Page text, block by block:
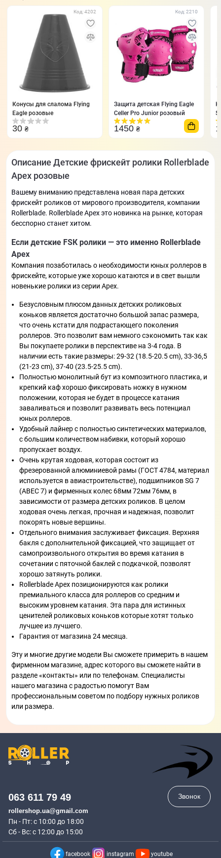
Код: 4202
Конусы для слалома Flying
Eagle розовые
30 ₴
Код: 2210
Защита детская Flying Eagle
Celler Pro Junior розовый
1450 ₴
Описание Детские фрискейт ролики Rollerblade
Apex розовые
Вашему вниманию представлена ​​новая пара детских
фрискейт роликов от мирового производителя, компании
Rollerblade. Rollerblade Apex это новинка на рынке, которая
бесспорно станет хитом.
Если детские FSК ролики — это именно Rollerblade
Apex
Компания позаботилась о необходимости юных роллеров в
фрискейте, которые уже хорошо катаются и в свет вышли
новенькие ролики из серии Apex.
Безусловным плюсом данных детских роликовых
коньков является достаточно большой запас размера,
что очень кстати для подрастающего поколения
роллеров. Это позволит вам немного сэкономить так как
Вы покупаете ролики в перспективе на 3-4 года. В
наличии есть такие размеры: 29-32 (18.5-20.5 cm), 33-36,5
(21-23 cm), 37-40 (23.5-25.5 cm).
Полностью монолитный бут из композитного пластика, и
крепкий каф хорошо фиксировать ножку в нужном
положении, которая не будет в процессе катания
заваливаться и позволит развивать весь потенциал
юных роллеров.
Удобный лайнер с полностью синтетических материалов,
с большим количеством набивки, который хорошо
пропускает воздух.
Очень крутая ходовая, которая состоит из
фрезерованной алюминиевой рамы (ГОСТ 4784, материал
используется в авиастроительстве), подшипников SG 7
(АВЕС 7) и фирменных колес 68мм 72мм 76мм, в
зависимости от размера детских роликов. В целом
ходовая очень легкая, прочная и надежная, позволит
покорять новые вершины.
Отдельного внимания заслуживает фиксация. Верхняя
бакля с дополнительной фиксацией, что защищает от
самопроизвольного открытия во время катания в
сочетании с пяточной баклей с подкачкой, позволят
хорошо затянуть ролики.
Rollerblade Apex позиционируются как ролики
премиального класса для роллеров со средним и
высоким уровнем катания. Эта пара для истинных
ценителей роликовых коньков которые хотят только
лучшее из лучшего.
Гарантия от магазина 24 месяца.
Эту и многие другие модели Вы сможете примерить в нашем
фирменном магазине, адрес которого вы сможете найти в
разделе «контакты» или по телефонам. Специалисты
нашего магазина с радостью помогут Вам
профессиональным советом по подбору нужных роликов
или размера.
063 611 79 49
rollershop.ua@gmail.com
Пн - Пт: с 10:00 до 18:00
Сб - Вс: с 12:00 до 15:00
Звонок
facebook instagram youtube